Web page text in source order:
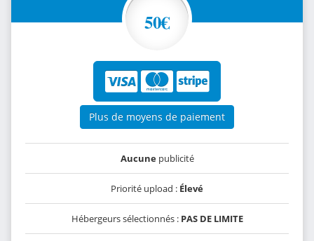
50€
Plus de moyens de paiement
Aucunepublicité
Priorité upload : Élevé
Hébergeurs sélectionnés : PAS DE LIMITE